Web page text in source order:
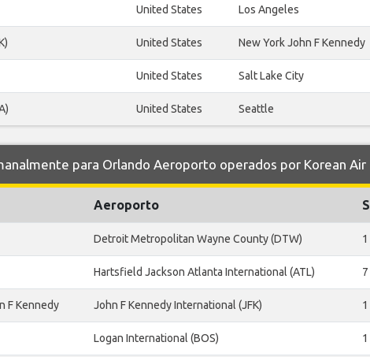
United States Los Angeles
United States New York John F Kennedy
United States Salt Lake City
United States Seattle
para Orlando Aeroporto operados por Korean Air
Aeroporto S
Detroit Metropolitan Wayne County (DTW) 1
Hartsfield Jackson Atlanta International (ATL) 7
F Kennedy John F Kennedy International (JFK) 1
Logan International (BOS) 1